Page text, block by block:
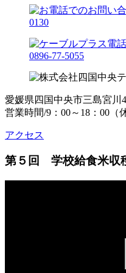
愛媛県四国中央市三島宮川
営業時間/9：00～18：00（
アクセス
第５回 学校給食米収